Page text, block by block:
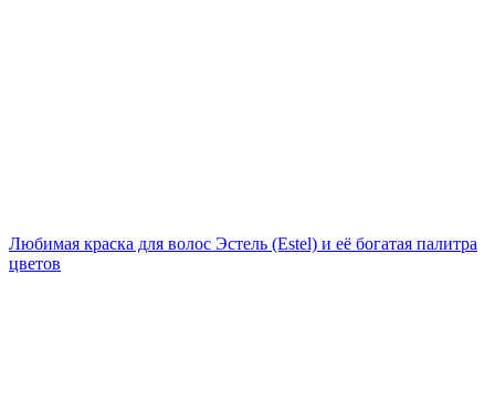
Любимая краска для волос Эстель (Estel) и её богатая палитра
цветов